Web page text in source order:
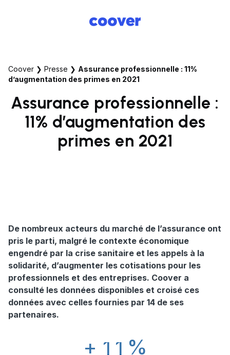
Coover ❯ Presse ❯ Assurance professionnelle : 11%
d’augmentation des primes en 2021
Assurance professionnelle :
11% d’augmentation des
primes en 2021
De nombreux acteurs du marché de l’assurance ont
pris le parti, malgré le contexte économique
engendré par la crise sanitaire et les appels à la
solidarité, d’augmenter les cotisations pour les
professionnels et des entreprises. Coover a
consulté les données disponibles et croisé ces
données avec celles fournies par 14 de ses
partenaires.
+ 1 1 %